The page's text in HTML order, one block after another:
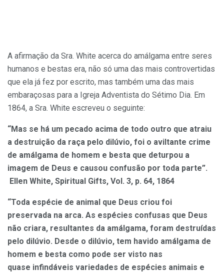
A afirmação da Sra. White acerca do amálgama entre seres
humanos e bestas era, não só uma das mais controvertidas
que ela já fez por escrito, mas também uma das mais
embaraçosas para a Igreja Adventista do Sétimo Dia. Em
1864, a Sra. White escreveu o seguinte:
“Mas se há um pecado acima de todo outro que atraiu
a destruição da raça pelo dilúvio, foi o aviltante crime
de amálgama de homem e besta que deturpou a
imagem de Deus e causou confusão por toda parte”.
Ellen White, Spiritual Gifts, Vol. 3, p. 64, 1864
“Toda espécie de animal que Deus criou foi
preservada na arca. As espécies confusas que Deus
não criara, resultantes da amálgama, foram destruídas
pelo dilúvio. Desde o dilúvio, tem havido amálgama de
homem e besta como pode ser visto nas
quase infindáveis variedades de espécies animais e